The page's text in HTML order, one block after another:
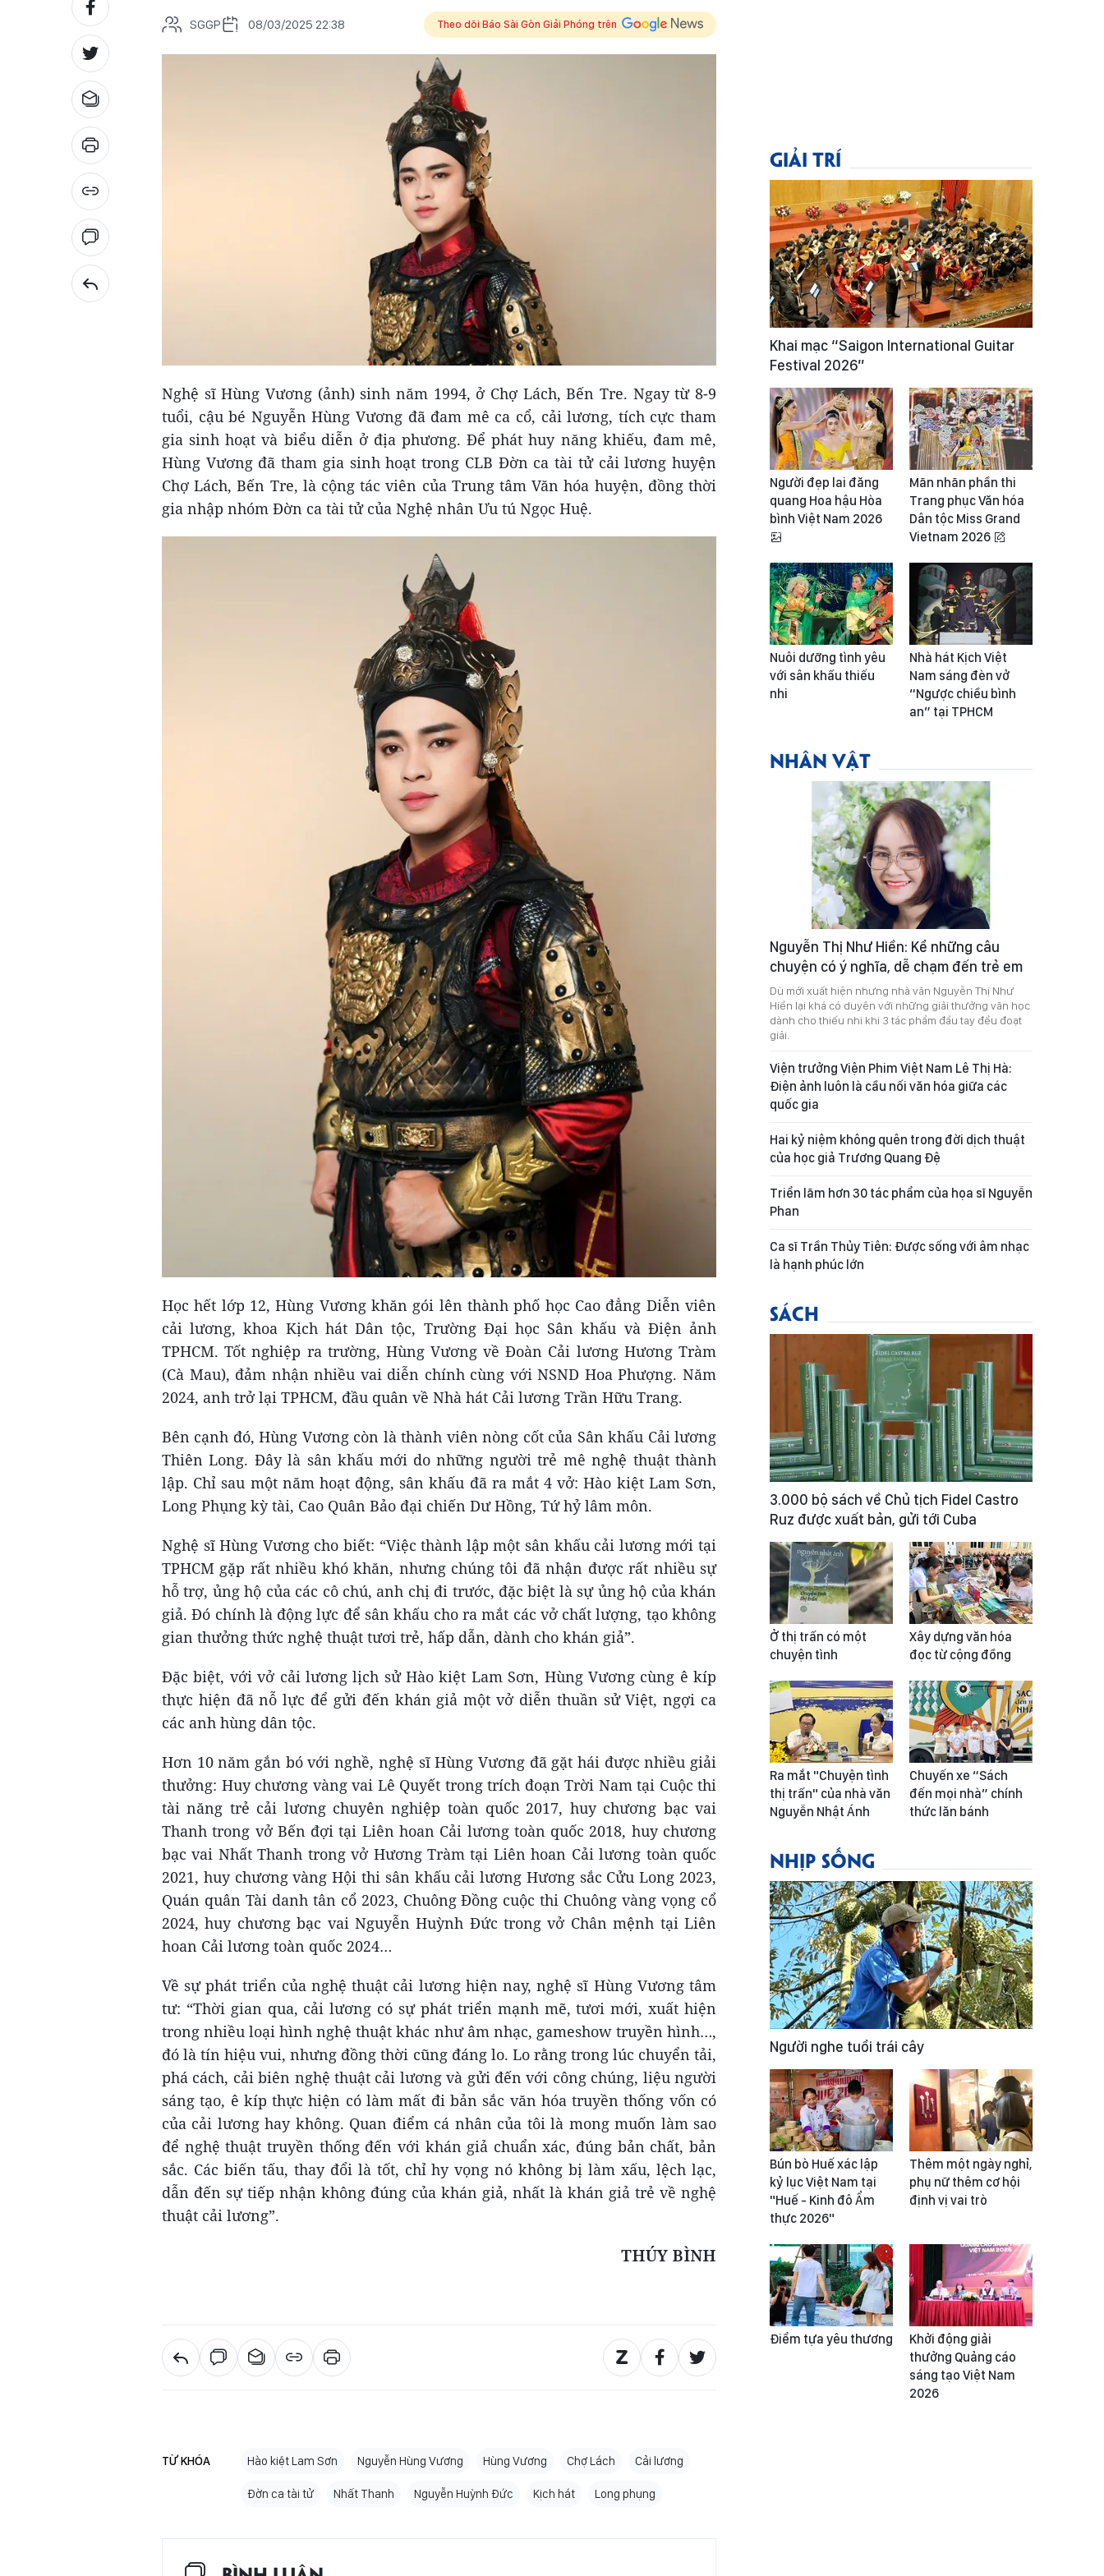
SGGP 08/03/2025 22:38 Theo dõi Báo Sài Gòn Giải Phóng trên
Nghệ sĩ Hùng Vương (ảnh) sinh năm 1994, ở Chợ Lách, Bến Tre. Ngay từ 8-9
tuổi, cậu bé Nguyễn Hùng Vương đã đam mê ca cổ, cải lương, tích cực tham
gia sinh hoạt và biểu diễn ở địa phương. Để phát huy năng khiếu, đam mê,
Hùng Vương đã tham gia sinh hoạt trong CLB Đờn ca tài tử cải lương huyện
Chợ Lách, Bến Tre, là cộng tác viên của Trung tâm Văn hóa huyện, đồng thời
gia nhập nhóm Đờn ca tài tử của Nghệ nhân Ưu tú Ngọc Huệ.
Học hết lớp 12, Hùng Vương khăn gói lên thành phố học Cao đẳng Diễn viên
cải lương, khoa Kịch hát Dân tộc, Trường Đại học Sân khấu và Điện ảnh
TPHCM. Tốt nghiệp ra trường, Hùng Vương về Đoàn Cải lương Hương Tràm
(Cà Mau), đảm nhận nhiều vai diễn chính cùng với NSND Hoa Phượng. Năm
2024, anh trở lại TPHCM, đầu quân về Nhà hát Cải lương Trần Hữu Trang.
Bên cạnh đó, Hùng Vương còn là thành viên nòng cốt của Sân khấu Cải lương
Thiên Long. Đây là sân khấu mới do những người trẻ mê nghệ thuật thành
lập. Chỉ sau một năm hoạt động, sân khấu đã ra mắt 4 vở: Hào kiệt Lam Sơn,
Long Phụng kỳ tài, Cao Quân Bảo đại chiến Dư Hồng, Tứ hỷ lâm môn.
Nghệ sĩ Hùng Vương cho biết: “Việc thành lập một sân khấu cải lương mới tại
TPHCM gặp rất nhiều khó khăn, nhưng chúng tôi đã nhận được rất nhiều sự
hỗ trợ, ủng hộ của các cô chú, anh chị đi trước, đặc biệt là sự ủng hộ của khán
giả. Đó chính là động lực để sân khấu cho ra mắt các vở chất lượng, tạo không
gian thưởng thức nghệ thuật tươi trẻ, hấp dẫn, dành cho khán giả”.
Đặc biệt, với vở cải lương lịch sử Hào kiệt Lam Sơn, Hùng Vương cùng ê kíp
thực hiện đã nỗ lực để gửi đến khán giả một vở diễn thuần sử Việt, ngợi ca
các anh hùng dân tộc.
Hơn 10 năm gắn bó với nghề, nghệ sĩ Hùng Vương đã gặt hái được nhiều giải
thưởng: Huy chương vàng vai Lê Quyết trong trích đoạn Trời Nam tại Cuộc thi
tài năng trẻ cải lương chuyên nghiệp toàn quốc 2017, huy chương bạc vai
Thanh trong vở Bến đợi tại Liên hoan Cải lương toàn quốc 2018, huy chương
bạc vai Nhất Thanh trong vở Hương Tràm tại Liên hoan Cải lương toàn quốc
2021, huy chương vàng Hội thi sân khấu cải lương Hương sắc Cửu Long 2023,
Quán quân Tài danh tân cổ 2023, Chuông Đồng cuộc thi Chuông vàng vọng cổ
2024, huy chương bạc vai Nguyễn Huỳnh Đức trong vở Chân mệnh tại Liên
hoan Cải lương toàn quốc 2024…
Về sự phát triển của nghệ thuật cải lương hiện nay, nghệ sĩ Hùng Vương tâm
tư: “Thời gian qua, cải lương có sự phát triển mạnh mẽ, tươi mới, xuất hiện
trong nhiều loại hình nghệ thuật khác như âm nhạc, gameshow truyền hình…,
đó là tín hiệu vui, nhưng đồng thời cũng đáng lo. Lo rằng trong lúc chuyển tải,
phá cách, cải biên nghệ thuật cải lương và gửi đến với công chúng, liệu người
sáng tạo, ê kíp thực hiện có làm mất đi bản sắc văn hóa truyền thống vốn có
của cải lương hay không. Quan điểm cá nhân của tôi là mong muốn làm sao
để nghệ thuật truyền thống đến với khán giả chuẩn xác, đúng bản chất, bản
sắc. Các biến tấu, thay đổi là tốt, chỉ hy vọng nó không bị làm xấu, lệch lạc,
dẫn đến sự tiếp nhận không đúng của khán giả, nhất là khán giả trẻ về nghệ
thuật cải lương”.
THÚY BÌNH
TỪ KHÓA Hào kiệt Lam Sơn Nguyễn Hùng Vương Hùng Vương Chợ Lách Cải lương
Đờn ca tài tử Nhất Thanh Nguyễn Huỳnh Đức Kịch hát Long phụng
GIẢI TRÍ
Khai mạc “Saigon International Guitar
Festival 2026”
Người đẹp lai đăng
quang Hoa hậu Hòa
bình Việt Nam 2026
Mãn nhãn phần thi
Trang phục Văn hóa
Dân tộc Miss Grand
Vietnam 2026
Nuôi dưỡng tình yêu
với sân khấu thiếu
nhi
Nhà hát Kịch Việt
Nam sáng đèn vở
“Ngược chiều bình
an” tại TPHCM
NHÂN VẬT
Nguyễn Thị Như Hiền: Kể những câu
chuyện có ý nghĩa, dễ chạm đến trẻ em
Dù mới xuất hiện nhưng nhà văn Nguyễn Thị Như
Hiền lại khá có duyên với những giải thưởng văn học
dành cho thiếu nhi khi 3 tác phẩm đầu tay đều đoạt
giải.
Viện trưởng Viện Phim Việt Nam Lê Thị Hà:
Điện ảnh luôn là cầu nối văn hóa giữa các
quốc gia
Hai kỷ niệm không quên trong đời dịch thuật
của học giả Trương Quang Đệ
Triển lãm hơn 30 tác phẩm của họa sĩ Nguyễn
Phan
Ca sĩ Trần Thủy Tiên: Được sống với âm nhạc
là hạnh phúc lớn
SÁCH
3.000 bộ sách về Chủ tịch Fidel Castro
Ruz được xuất bản, gửi tới Cuba
Ở thị trấn có một
chuyện tình
Xây dựng văn hóa
đọc từ cộng đồng
Ra mắt "Chuyện tình
thị trấn" của nhà văn
Nguyễn Nhật Ánh
Chuyến xe “Sách
đến mọi nhà” chính
thức lăn bánh
NHỊP SỐNG
Người nghe tuổi trái cây
Bún bò Huế xác lập
kỷ lục Việt Nam tại
"Huế - Kinh đô Ẩm
thực 2026"
Thêm một ngày nghỉ,
phụ nữ thêm cơ hội
định vị vai trò
Điểm tựa yêu thương
Khởi động giải
thưởng Quảng cáo
sáng tạo Việt Nam
2026